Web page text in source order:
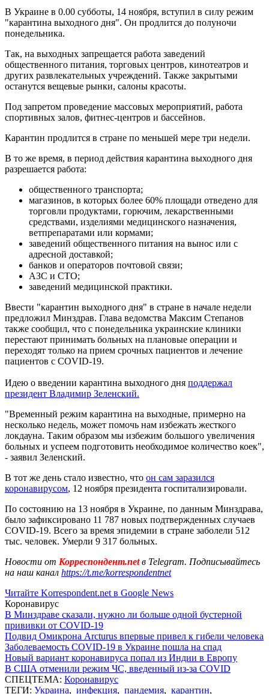
В Украине в 0.00 субботы, 14 ноября, вступил в силу режим
"карантина выходного дня". Он продлится до полуночи
понедельника.
Так, на выходных запрещается работа заведений
общественного питания, торговых центров, кинотеатров и
других развлекательных учреждений. Также закрытыми
останутся вещевые рынки, салоны красоты.
Под запретом проведение массовых мероприятий, работа
спортивных залов, фитнес-центров и бассейнов.
Карантин продлится в стране по меньшей мере три недели.
В то же время, в период действия карантина выходного дня
разрешается работа:
общественного транспорта;
магазинов, в которых более 60% площади отведено для
торговли продуктами, горючим, лекарственными
средствами, изделиями медицинского назначения,
ветпрепаратами или кормами;
заведений общественного питания на вынос или с
адресной доставкой;
банков и операторов почтовой связи;
АЗС и СТО;
заведений медицинской практики.
Ввести "карантин выходного дня" в стране в начале недели
предложил Минздрав. Глава ведомства Максим Степанов
также сообщил, что с понедельника украинские клиники
перестают принимать больных на плановые операции и
переходят только на прием срочных пациентов и лечение
пациентов с COVID-19.
Идею о введении карантина выходного дня поддержал
президент Владимир Зеленский.
"Временный режим карантина на выходные, примерно на
несколько недель, может помочь нам избежать жесткого
локдауна. Таким образом мы избежим большого увеличения
больных и успеем подготовить необходимое количество коек",
- заявил Зеленский.
В тот же день стало известно, что он сам заразился
коронавирусом, 12 ноября президента госпитализировали.
По состоянию на 13 ноября в Украине, по данным Минздрава,
было зафиксировано 11 787 новых подтвержденных случаев
COVID-19. Всего за время эпидемии в стране заболели 512
тыс. человек. Умерли 9 317 больных.
Новости от Корреспондент.netв Telegram. Подписывайтесь
на наш канал https://t.me/korrespondentnet
Читайте Korrespondent.net в Google News
Коронавирус
В Минздраве сказали, нужно ли больше одной бустерной
прививки от COVID-19
Подвид Омикрона Arcturus впервые привел к гибели человека
Заболеваемость COVID-19 в Украине пошла на спад
Новый вариант коронавируса попал из Индии в Европу
В США отменили режим ЧС, введенный из-за COVID
СПЕЦТЕМА: Коронавирус
ТЕГИ: Украина, инфекция, пандемия, карантин,